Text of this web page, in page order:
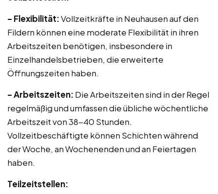
– Flexibilität:Vollzeitkräfte in Neuhausen auf den
Fildern können eine moderate Flexibilität in ihren
Arbeitszeiten benötigen, insbesondere in
Einzelhandelsbetrieben, die erweiterte
Öffnungszeiten haben.
– Arbeitszeiten: Die Arbeitszeiten sind in der Regel
regelmäßig und umfassen die übliche wöchentliche
Arbeitszeit von 38-40 Stunden.
Vollzeitbeschäftigte können Schichten während
der Woche, an Wochenenden und an Feiertagen
haben.
Teilzeitstellen: